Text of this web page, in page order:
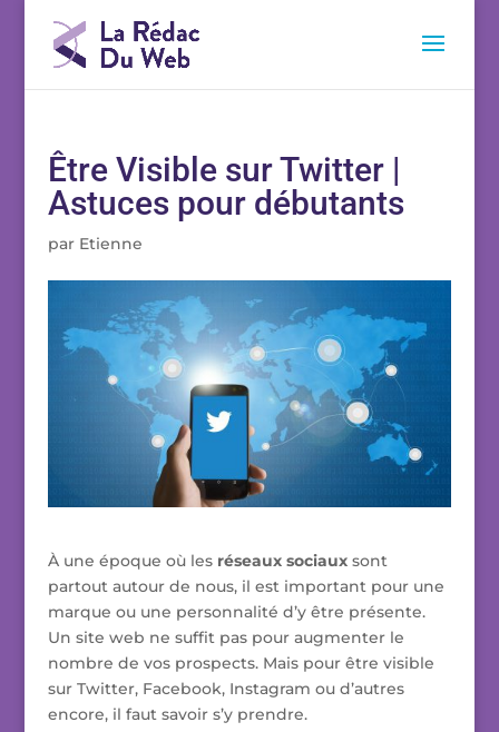
Être Visible sur Twitter |
Astuces pour débutants
par Etienne
À une époque où les réseaux sociauxsont
partout autour de nous, il est important pour une
marque ou une personnalité d’y être présente.
Un site web ne suffit pas pour augmenter le
nombre de vos prospects. Mais pour être visible
sur Twitter, Facebook, Instagram ou d’autres
encore, il faut savoir s’y prendre.